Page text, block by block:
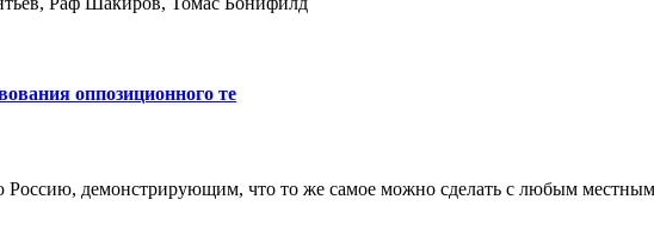
оппозиционного те
Россию, демонстрирующим, что то же самое можно сделать с любым